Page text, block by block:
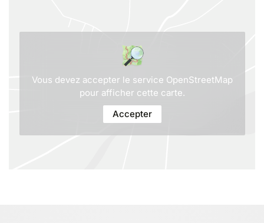
Vous devez accepter le service OpenStreetMap
pour afficher cette carte.
Accepter